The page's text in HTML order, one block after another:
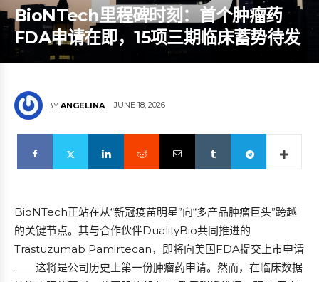
BioNTech里程碑时刻：首个肿瘤药
FDA申请在即，15项三期临床蓄势待发
BY ANGELINA JUNE 18, 2026
BioNTech正站在从“新冠疫苗明星”向“多产品肿瘤巨头”跨越
的关键节点。其与合作伙伴DualityBio共同推进的
Trastuzumab Pamirtecan，即将向美国FDA提交上市申请
——这将是公司历史上第一份肿瘤药申请。然而，在临床数据